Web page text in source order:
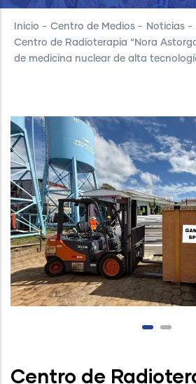
Inicio - Centro de Medios - Noticias -
Centro de Radioterapia “Nora
de medicina nuclear de alta
Centro de